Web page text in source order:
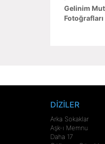
Gelinim
Fotoğrafları
DİZİLER
Arka Sokaklar
Aşk-ı Memnu
Daha 17